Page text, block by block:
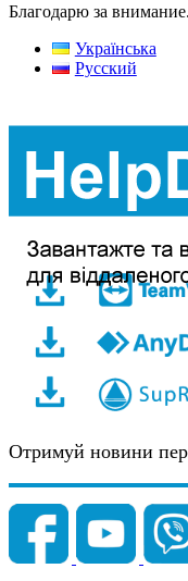
Благодарю за
Українська
Русский
Отримуй новини